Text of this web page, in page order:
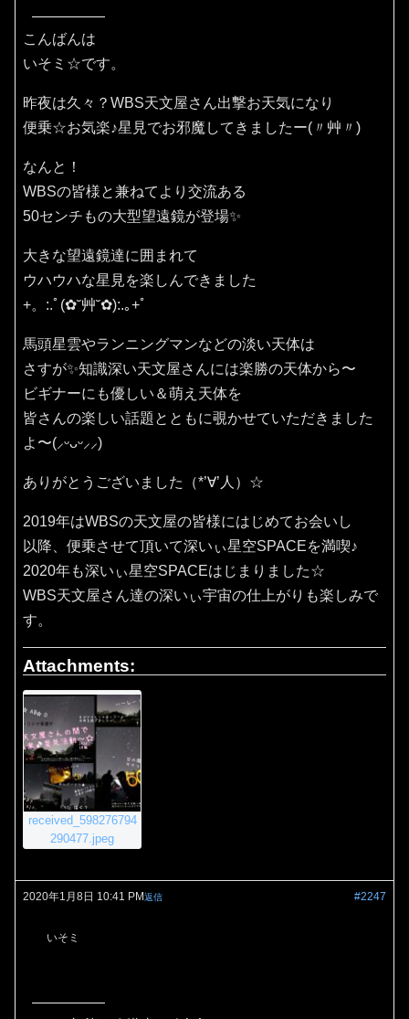
こんばんは
いそミ☆です。
昨夜は久々？WBS天文屋さん出撃お天気になり
便乗☆お気楽♪星見でお邪魔してきましたー(〃艸〃)
なんと！
WBSの皆様と兼ねてより交流ある
50センチもの大型望遠鏡が登場✨
大きな望遠鏡達に囲まれて
ウハウハな星見を楽しんできました
+。:.ﾟ(✿˘艸˘✿):.｡+ﾟ
馬頭星雲やランニングマンなどの淡い天体は
さすが✨知識深い天文屋さんには楽勝の天体から〜
ビギナーにも優しい＆萌え天体を
皆さんの楽しい話題とともに覗かせていただきました
よ〜(⸝ᵕᴗᵕ⸝⸝)
ありがとうございました（*’∀’人）☆
2019年はWBSの天文屋の皆様にはじめてお会いし
以降、便乗させて頂いて深いぃ星空SPACEを満喫♪
2020年も深いぃ星空SPACEはじまりました☆
WBS天文屋さん達の深いぃ宇宙の仕上がりも楽しみで
す。
Attachments:
received_598276794
290477.jpeg
2020年1月8日 10:41 PM #2247
返信
いそミ